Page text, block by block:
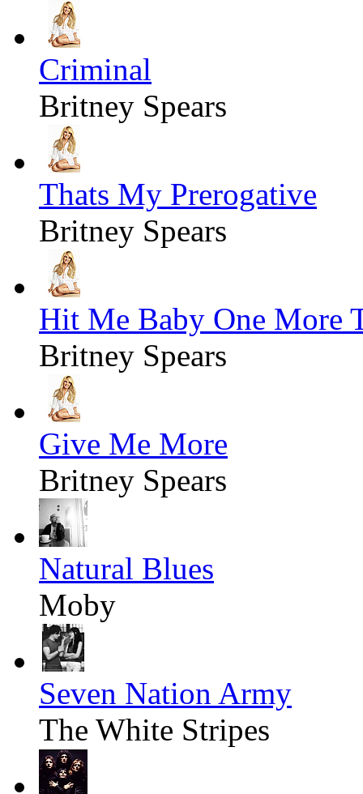
Criminal
Britney Spears
Thats My Prerogative
Britney Spears
Hit Me Baby One More
Britney Spears
Give Me More
Britney Spears
Natural Blues
Moby
Seven Nation Army
The White Stripes